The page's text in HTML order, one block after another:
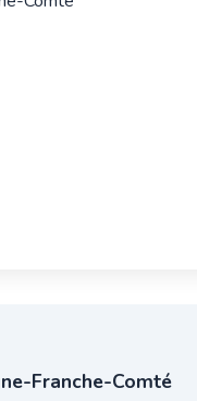
Franche-Comté